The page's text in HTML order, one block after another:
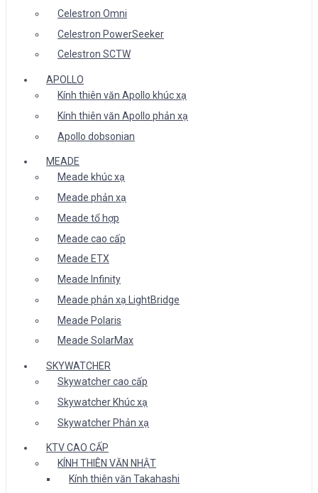
Celestron Omni
Celestron PowerSeeker
Celestron SCTW
APOLLO
Kính thiên văn Apollo khúc xạ
Kính thiên văn Apollo phản xạ
Apollo dobsonian
MEADE
Meade khúc xạ
Meade phản xạ
Meade tổ hợp
Meade cao cấp
Meade ETX
Meade Infinity
Meade phản xạ LightBridge
Meade Polaris
Meade SolarMax
SKYWATCHER
Skywatcher cao cấp
Skywatcher Khúc xạ
Skywatcher Phản xạ
KTV CAO CẤP
KÍNH THIÊN VĂN NHẬT
Kính thiên văn Takahashi